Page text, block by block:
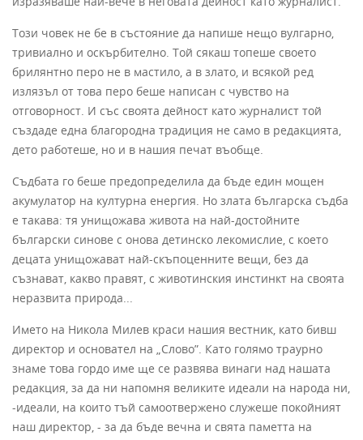
Този човек не бе в състояние да напише нещо вулгарно,
тривиално и оскърбително. Той сякаш топеше своето
брилянтно перо не в мастило, а в злато, и всякой ред
излязъл от това перо беше написан с чувство на
отговорност. И със своята дейност като журналист той
създаде една благородна традиция не само в редакцията,
дето работеше, но и в нашия печат въобще.
Съдбата го беше предопределила да бъде един мощен
акумулатор на културна енергия. Но злата българска съдба
е такава: тя унищожава живота на най-достойните
български синове с онова детинско лекомислие, с което
децата унищожават най-скъпоценните вещи, без да
съзнават, какво правят, с животинския инстинкт на своята
неразвита природа...
Името на Никола Милев краси нашия вестник, като бивш
директор и осно­вател на „Слово”. Като голямо траурно
знаме това гордо име ще се развява вина­ги над нашата
редакция, за да ни напомня великите идеали на народа ни,
-идеали, на които тъй самоотвержено служеше покойният
наш директор, - за да бъде вечна и свята паметта на